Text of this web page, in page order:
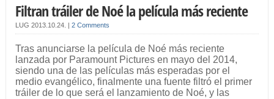
Filtran tráiler de Noé la película más reciente
LUG 2013.10.24. 2 Comments
Tras anunciarse la película de Noé más reciente
lanzada por Paramount Pictures en mayo del 2014,
siendo una de las películas más esperadas por el
medio evangélico, finalmente una fuente filtró el primer
tráiler de lo que será el lanzamiento de Noé, y las